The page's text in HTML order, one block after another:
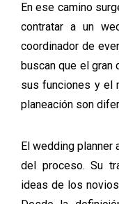
En ese camino
contratar a un
coordinador de
buscan que el gran
sus funciones y el
planeación son
El wedding planner
del proceso. Su
ideas de los